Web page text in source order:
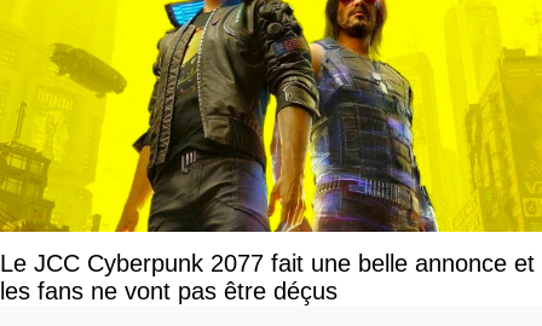
Le JCC Cyberpunk 2077 fait une belle annonce et
les fans ne vont pas être déçus